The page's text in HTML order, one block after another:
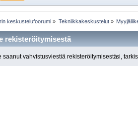
keskustelufoorumi » Tekniikkakeskustelut»
rekisteröitymisestä
saanut vahvistusviestiä rekisteröitymisestäsi,